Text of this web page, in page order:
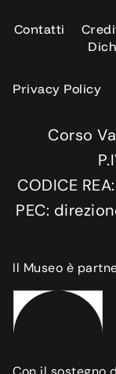
Contatti
Privacy Policy
Corso
CODICE
PEC:
Il Museo è